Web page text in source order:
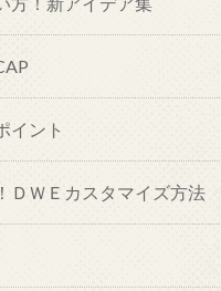
イント
ＤＷＥカスタマイズ方法